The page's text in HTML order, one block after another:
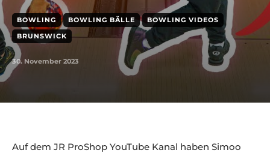
BOWLING BOWLING BÄLLE
BOWLING VIDEOS
BRUNSWICK
30. November 2023
Auf dem JR ProShop YouTube Kanal haben Simoo